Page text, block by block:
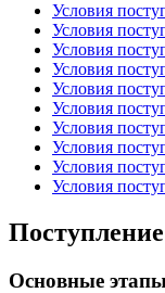
Условия
Условия
Условия
Условия
Условия
Условия
Условия
Условия
Условия
Условия
Основные